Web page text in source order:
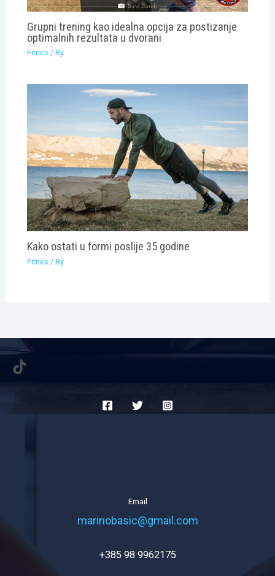
Grupni trening kao idealna opcija za postizanje
optimalnih rezultata u dvorani
Fitnes / By
Kako ostati u formi poslije 35 godine
Fitnes / By
TikTok
Email
marinobasic@gmail.com
+385 98 9962175